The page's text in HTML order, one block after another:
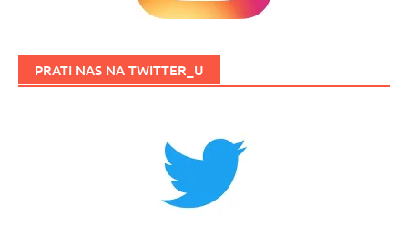
PRATI NAS NA TWITTER_U